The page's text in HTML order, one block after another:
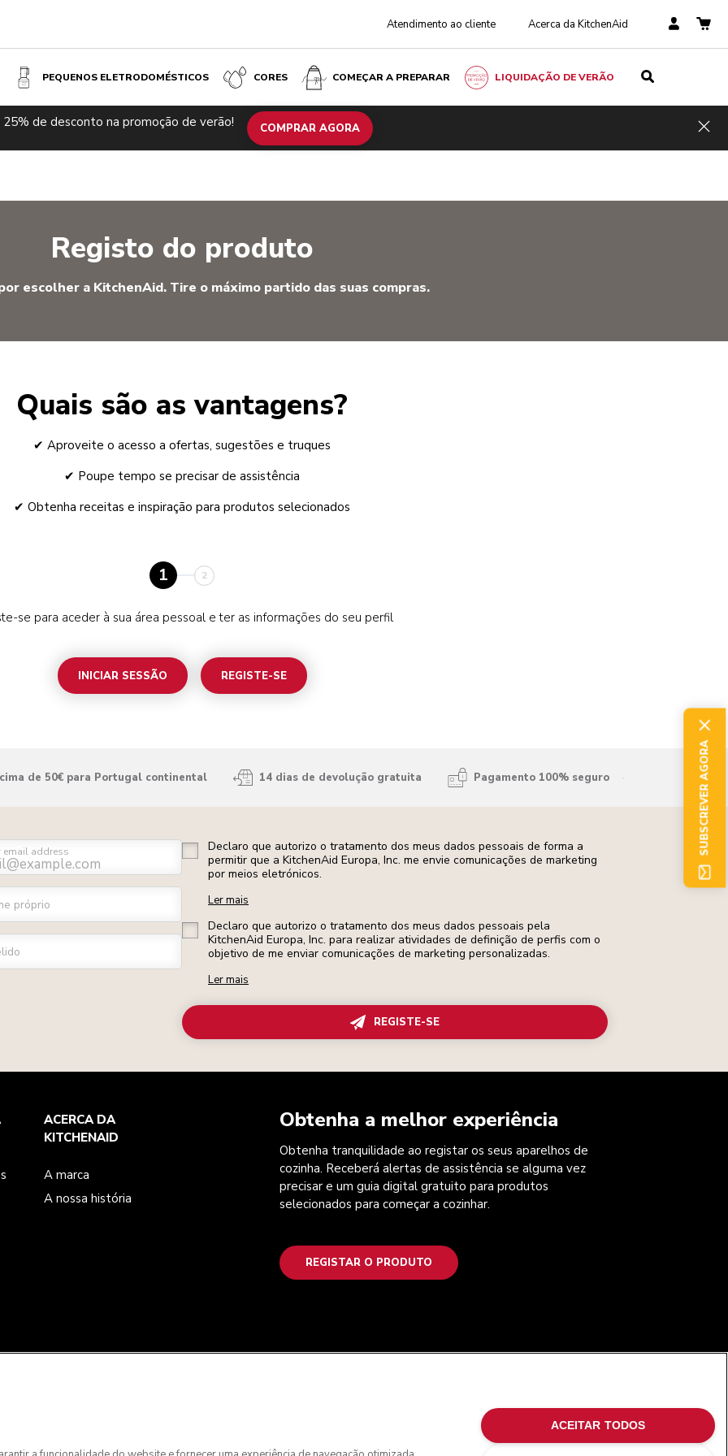
Atendimento ao cliente Acerca da KitchenAid
PEQUENOS ELETRODOMÉSTICOS CORES COMEÇAR A PREPARAR LIQUIDAÇÃO DE VERÃO
de desconto na promoção de verão! COMPRAR AGORA
Registo do produto
escolher a KitchenAid. Tire o máximo partido das suas compras.
Quais são as vantagens?
✔ Aproveite o acesso a ofertas, sugestões e truques
✔ Poupe tempo se precisar de assistência
✔ Obtenha receitas e inspiração para produtos selecionados
1 2
se para aceder à sua área pessoal e ter as informações do seu perfil
INICIAR SESSÃO REGISTE-SE
de 50€ para Portugal continental 14 dias de devolução gratuita Pagamento 100% seguro
email address
próprio
Declaro que autorizo o tratamento dos meus dados pessoais de forma a
permitir que a KitchenAid Europa, Inc. me envie comunicações de marketing
por meios eletrónicos.
Ler mais
Declaro que autorizo o tratamento dos meus dados pessoais pela
KitchenAid Europa, Inc. para realizar atividades de definição de perfis com o
objetivo de me enviar comunicações de marketing personalizadas.
Ler mais
REGISTE-SE
Obtenha a melhor experiência
Obtenha tranquilidade ao registar os seus aparelhos de
cozinha. Receberá alertas de assistência se alguma vez
precisar e um guia digital gratuito para produtos
selecionados para começar a cozinhar.
REGISTAR O PRODUTO
ACERCA DA
KITCHENAID
A marca
A nossa história
SUBSCREVER AGORA
ACEITAR TODOS